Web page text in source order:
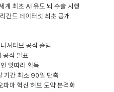
계 최초 AI 유도 뇌 수술 시행
간드 데이터셋 최초 공개
셔티브 공식 출범
공식 발표
잇따라 획득
기간 최소 90일 단축
파마 혁신 허브 도약 본격화